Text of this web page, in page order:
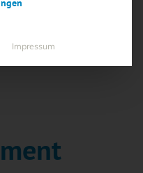
Impressum